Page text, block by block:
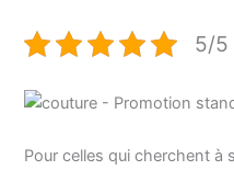
5/5
Pour celles qui cherchent à